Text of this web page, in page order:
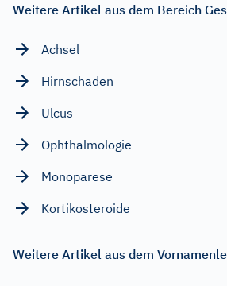
Weitere Artikel aus dem Bereich
Achsel
Hirnschaden
Ulcus
Ophthalmologie
Monoparese
Kortikosteroide
Weitere Artikel aus dem